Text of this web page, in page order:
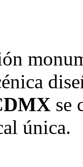
se
única.